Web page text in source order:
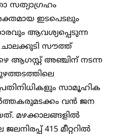
സത്യാഗ്രഹം
ഇടപെടലും
ആവശ്യപ്പെടുന്ന
ചാലക്കുടി സൗത്ത്
ആഗസ്റ്റ് അഞ്ചിന് നടന്ന
സാമൂഹിക
വൻ ജന
മഴക്കാലങ്ങളിൽ
415 മീറ്ററിൽ